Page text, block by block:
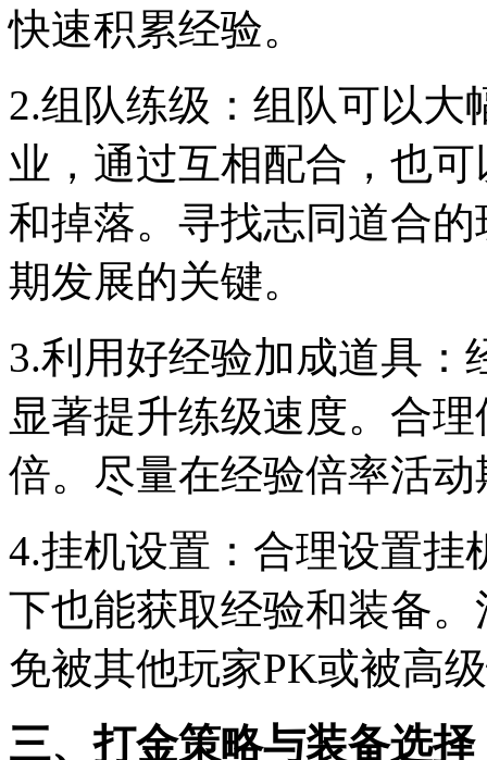
快速积累经验。
2.组队练级：组队可以
业，通过互相配合，也
和掉落。寻找志同道合
期发展的关键。
3.利用好经验加成道具
显著提升练级速度。合
倍。尽量在经验倍率活
4.挂机设置：合理设置挂
下也能获取经验和装备
免被其他玩家PK或被高
三、打金策略与装备选择